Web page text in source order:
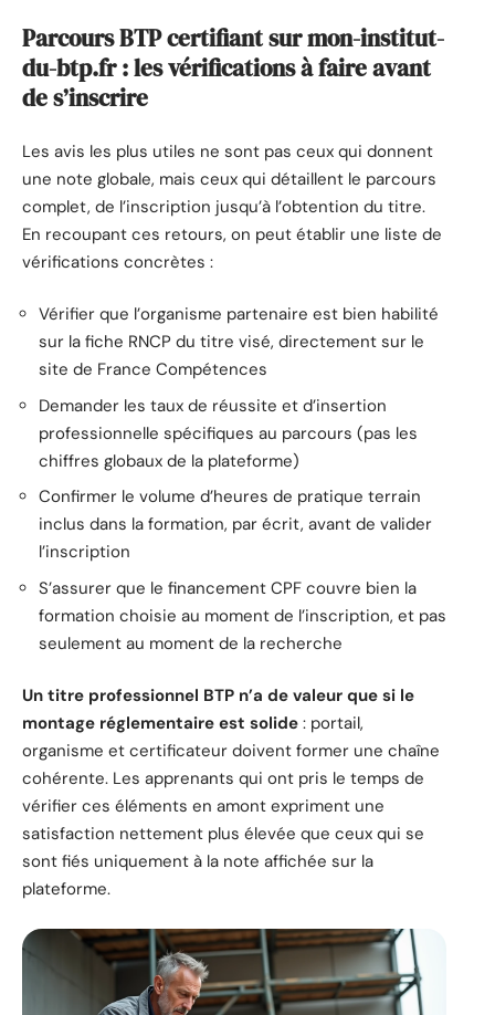
Parcours BTP certifiant sur mon-institut-
du-btp.fr : les vérifications à faire avant
de s’inscrire
Les avis les plus utiles ne sont pas ceux qui donnent
une note globale, mais ceux qui détaillent le parcours
complet, de l’inscription jusqu’à l’obtention du titre.
En recoupant ces retours, on peut établir une liste de
vérifications concrètes :
Vérifier que l’organisme partenaire est bien habilité
sur la fiche RNCP du titre visé, directement sur le
site de France Compétences
Demander les taux de réussite et d’insertion
professionnelle spécifiques au parcours (pas les
chiffres globaux de la plateforme)
Confirmer le volume d’heures de pratique terrain
inclus dans la formation, par écrit, avant de valider
l’inscription
S’assurer que le financement CPF couvre bien la
formation choisie au moment de l’inscription, et pas
seulement au moment de la recherche
Un titre professionnel BTP n’a de valeur que si le
montage réglementaire est solide : portail,
organisme et certificateur doivent former une chaîne
cohérente. Les apprenants qui ont pris le temps de
vérifier ces éléments en amont expriment une
satisfaction nettement plus élevée que ceux qui se
sont fiés uniquement à la note affichée sur la
plateforme.